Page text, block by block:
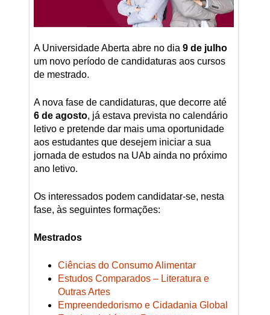
A Universidade Aberta abre no dia 9 de julho
um novo período de candidaturas aos cursos
de mestrado.
A nova fase de candidaturas, que decorre até
6 de agosto, já estava prevista no calendário
letivo e pretende dar mais uma oportunidade
aos estudantes que desejem iniciar a sua
jornada de estudos na UAb ainda no próximo
ano letivo.
Os interessados podem candidatar-se, nesta
fase, às seguintes formações:
Mestrados
Ciências do Consumo Alimentar
Estudos Comparados – Literatura e
Outras Artes
Empreendedorismo e Cidadania Global